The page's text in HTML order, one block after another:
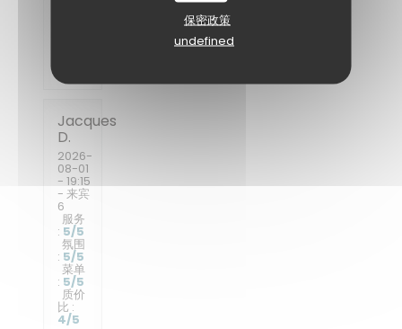
保密政策
undefined
Jacques
D
2026-
08-01
- 19:15
- 来宾
6
服务
: 5/5
氛围
: 5/5
菜单
: 5/5
质价
比 :
4/5